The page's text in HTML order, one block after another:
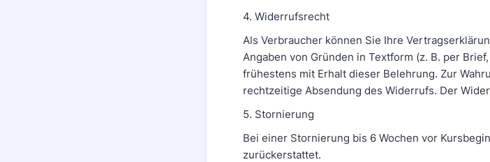
4. Widerrufsrecht
Als Verbraucher können Sie Ihre
Angaben von Gründen in Textform (z. B. per
frühestens mit Erhalt dieser Belehrung. Zur
rechtzeitige Absendung des Widerrufs. Der
5. Stornierung
Bei einer Stornierung bis 6 Wochen vor
zurückerstattet.